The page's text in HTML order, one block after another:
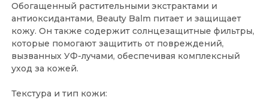
Обогащенный растительными экстрактами и
антиоксидантами, Beauty Balm питает и защищает
кожу. Он также содержит солнцезащитные фильтры,
которые помогают защитить от повреждений,
вызванных УФ-лучами, обеспечивая комплексный
уход за кожей.
Текстура и тип кожи: